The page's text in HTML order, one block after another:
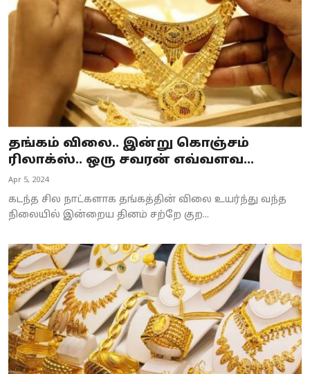
தங்கம் விலை.. இன்று கொஞ்சம்
ரிலாக்ஸ்.. ஒரு சவரன் எவ்வளவ...
Apr 5, 2024
கடந்த சில நாட்களாக தங்கத்தின் விலை உயர்ந்து வந்த
நிலையில் இன்றைய தினம் சற்றே குற...